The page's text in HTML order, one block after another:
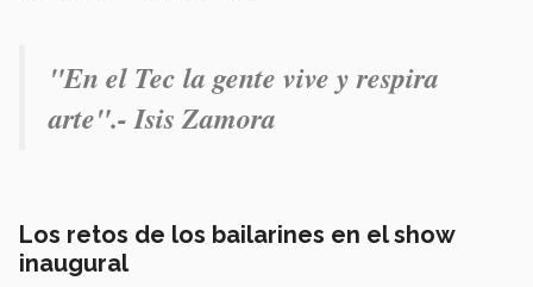
"En el Tec la gente vive y respira
arte".- Isis Zamora
Los retos de los bailarines en el show
inaugural